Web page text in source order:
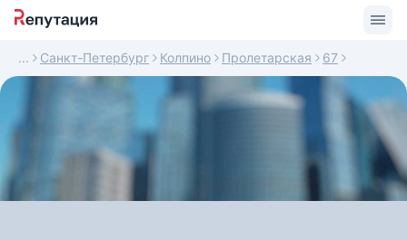
Санкт-Петербург Колпино Пролетарская 67